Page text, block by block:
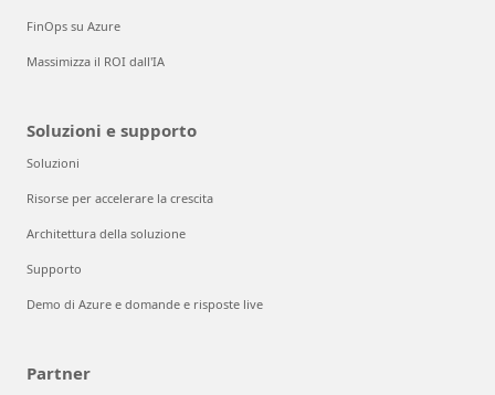
FinOps su Azure
Massimizza il ROI dall'IA
Soluzioni e supporto
Soluzioni
Risorse per accelerare la crescita
Architettura della soluzione
Supporto
Demo di Azure e domande e risposte live
Partner